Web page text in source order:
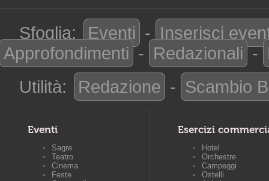
Sfoglia: Eventi - Inserisci
Approfondimenti - Redazionali -
Utilità:
Redazione - Scambio
Eventi
Sagre
Teatro
Cinema
Feste
Esercizi
Hotel
Orchestre
Campeggi
Ostelli